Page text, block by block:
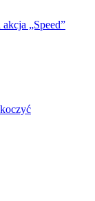
„Speed”